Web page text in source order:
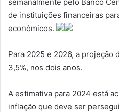
de instituições financeiras
econômicos.
Para 2025 e 2026, a projeção
3,5%, nos dois anos.
A estimativa para 2024 está
inflação que deve ser